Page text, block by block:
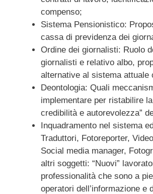
compenso;
Sistema Pensionistico:
cassa di previdenza dei
Ordine dei giornalisti: Ruolo
giornalisti e relativo albo,
alternative al sistema attuale
Deontologia: Quali
implementare per ristabilire
credibilità e autorevolezza”
Inquadramento nel sistema
Traduttori, Fotoreporter,
Social media manager,
altri soggetti: “Nuovi”
professionalità che sono a
operatori dell’informazione e